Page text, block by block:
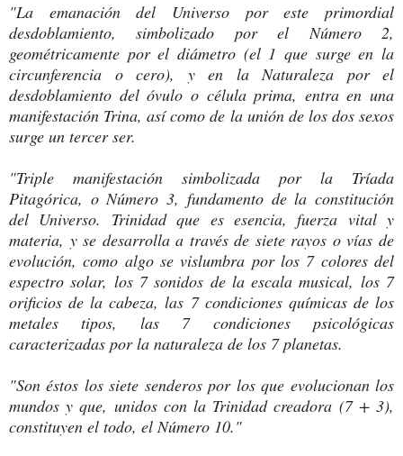
"La emanación del Universo por este primordial
desdoblamiento, simbolizado por el Número 2,
geométricamente por el diámetro (el 1 que surge en la
circunferencia o cero), y en la Naturaleza por el
desdoblamiento del óvulo o célula prima, entra en una
manifestación Trina, así como de la unión de los dos sexos
surge un tercer ser.
"Triple manifestación simbolizada por la Tríada
Pitagórica, o Número 3, fundamento de la constitución
del Universo. Trinidad que es esencia, fuerza vital y
materia, y se desarrolla a través de siete rayos o vías de
evolución, como algo se vislumbra por los 7 colores del
espectro solar, los 7 sonidos de la escala musical, los 7
orificios de la cabeza, las 7 condiciones químicas de los
metales tipos, las 7 condiciones psicológicas
caracterizadas por la naturaleza de los 7 planetas.
"Son éstos los siete senderos por los que evolucionan los
mundos y que, unidos con la Trinidad creadora (7 + 3),
constituyen el todo, el Número 10."